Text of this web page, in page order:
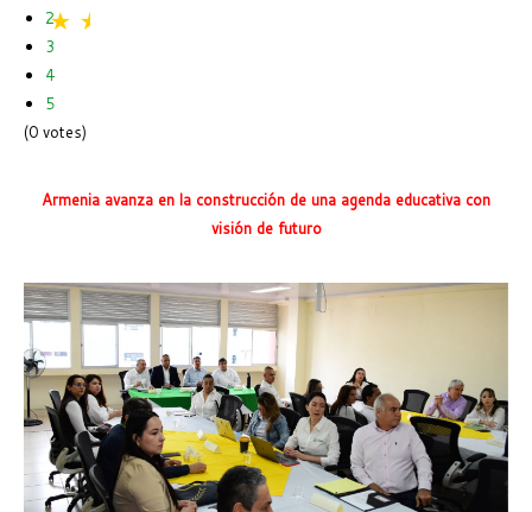
2
3
4
5
(0 votes)
Armenia avanza en la construcción de una agenda educativa con
visión de futuro